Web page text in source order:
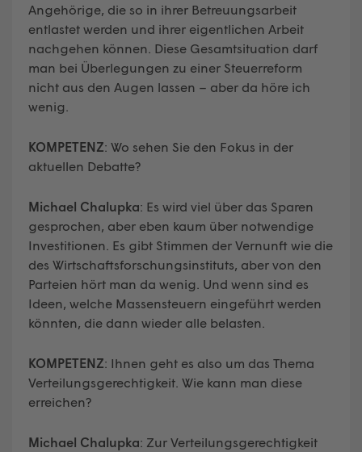
Angehörige, die so in ihrer Betreuungsarbeit
entlastet werden und ihrer eigentlichen Arbeit
nachgehen können. Diese Gesamtsituation darf
man bei Überlegungen zu einer Steuerreform
nicht aus den Augen lassen – aber da höre ich
wenig.
KOMPETENZ: Wo sehen Sie den Fokus in der
aktuellen Debatte?
Michael Chalupka: Es wird viel über das Sparen
gesprochen, aber eben kaum über notwendige
Investitionen. Es gibt Stimmen der Vernunft wie die
des Wirtschaftsforschungsinstituts, aber von den
Parteien hört man da wenig. Und wenn sind es
Ideen, welche Massensteuern eingeführt werden
könnten, die dann wieder alle belasten.
KOMPETENZ: Ihnen geht es also um das Thema
Verteilungsgerechtigkeit. Wie kann man diese
erreichen?
Michael Chalupka: Zur Verteilungsgerechtigkeit